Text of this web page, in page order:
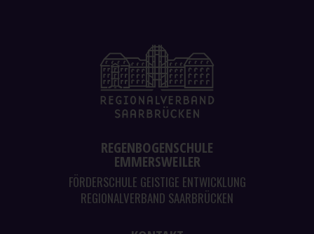
REGENBOGENSCHULE
EMMERSWEILER
FÖRDERSCHULE GEISTIGE ENTWICKLUNG
REGIONALVERBAND SAARBRÜCKEN